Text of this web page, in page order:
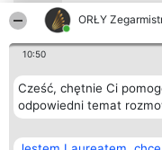
ORŁY
10:50
Cześć, chętnie Ci
odpowiedni temat
8.8
Organizator plebiscytu
Bright Side Solutions sp. z o.
ul. Ruska 22